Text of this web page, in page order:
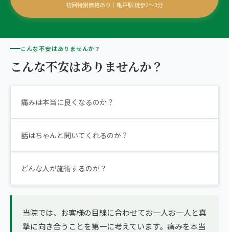
初回特別価格あり｜亀戸駅 徒歩2〜3分
こんな不安はありませんか？
こんな不安はありませんか？
痛みは本当に良くなるのか？
話はちゃんと聞いてくれるのか？
どんな人が施術するのか？
当院では、お客様の目線に合わせてお一人お一人と真
摯に向き合うことを第一に考えています。痛みを本当